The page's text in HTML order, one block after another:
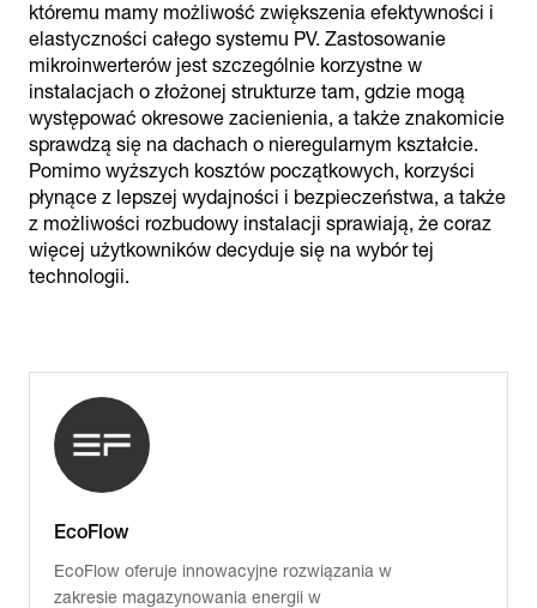
któremu mamy możliwość zwiększenia efektywności i
elastyczności całego systemu PV. Zastosowanie
mikroinwerterów jest szczególnie korzystne w
instalacjach o złożonej strukturze tam, gdzie mogą
występować okresowe zacienienia, a także znakomicie
sprawdzą się na dachach o nieregularnym kształcie.
Pomimo wyższych kosztów początkowych, korzyści
płynące z lepszej wydajności i bezpieczeństwa, a także
z możliwości rozbudowy instalacji sprawiają, że coraz
więcej użytkowników decyduje się na wybór tej
technologii.
EcoFlow
EcoFlow oferuje innowacyjne rozwiązania w
zakresie magazynowania energii w